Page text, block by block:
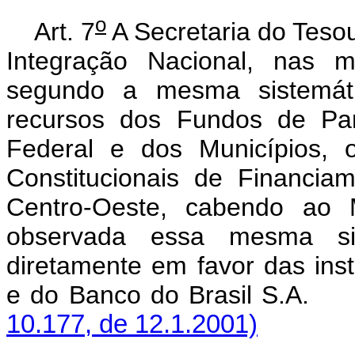
Art. 7o A Secretaria do
Integração Nacional, nas
segundo a mesma
recursos dos Fundos de
Federal e dos Municípios,
Constitucionais de
Centro-Oeste, cabendo ao
observada essa mesma
diretamente em favor das
e do Banco do
10.177, de 12.1.2001)